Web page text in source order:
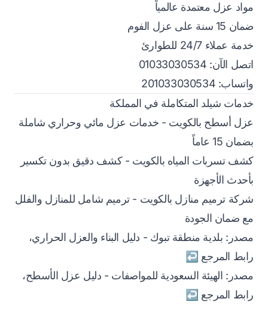
مواد عزل معتمدة عالمياً
ضمان 15 سنة على عزل الفوم
خدمة عملاء 24/7 للطوارئ
اتصل الآن: 01033030534
واتساب: 201033030534
خدمات شيلد المتكاملة في المملكة
عزل أسطح بالكويت - خدمات عزل مائي وحراري شاملة
بضمان 15 عاماً
كشف تسربات المياه بالكويت - كشف دقيق بدون تكسير
بأحدث الأجهزة
شركة ترميم منازل بالكويت - ترميم شامل للمنازل والفلل
مع ضمان الجودة
Footnotes
مصدر: بلدية منطقة تبوك - دليل البناء والعزل الحراري،
رابط المرجع ↩
مصدر: الهيئة السعودية للمواصفات - دليل عزل الأسطح،
رابط المرجع ↩